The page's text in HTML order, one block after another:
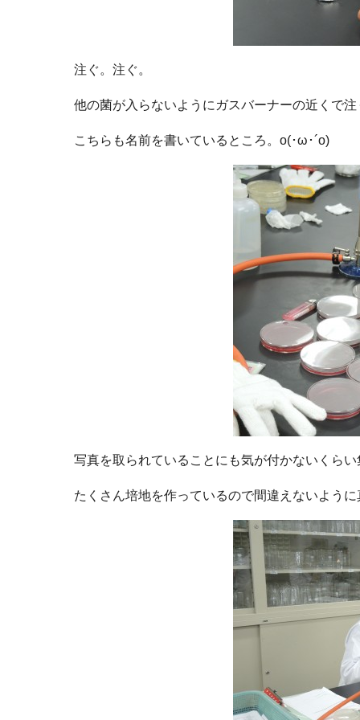
注ぐ。注ぐ。
他の菌が入らないようにガスバーナーの近くで
こちらも名前を書いているところ。o(･ω･´o)
写真を取られていることにも気が付かないくら
たくさん培地を作っているので間違えないよう